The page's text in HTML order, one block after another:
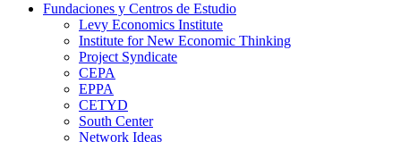
Fundaciones y Centros de Estudio
Levy Economics Institute
Institute for New Economic Thinking
Project Syndicate
CEPA
EPPA
CETYD
South Center
Network Ideas